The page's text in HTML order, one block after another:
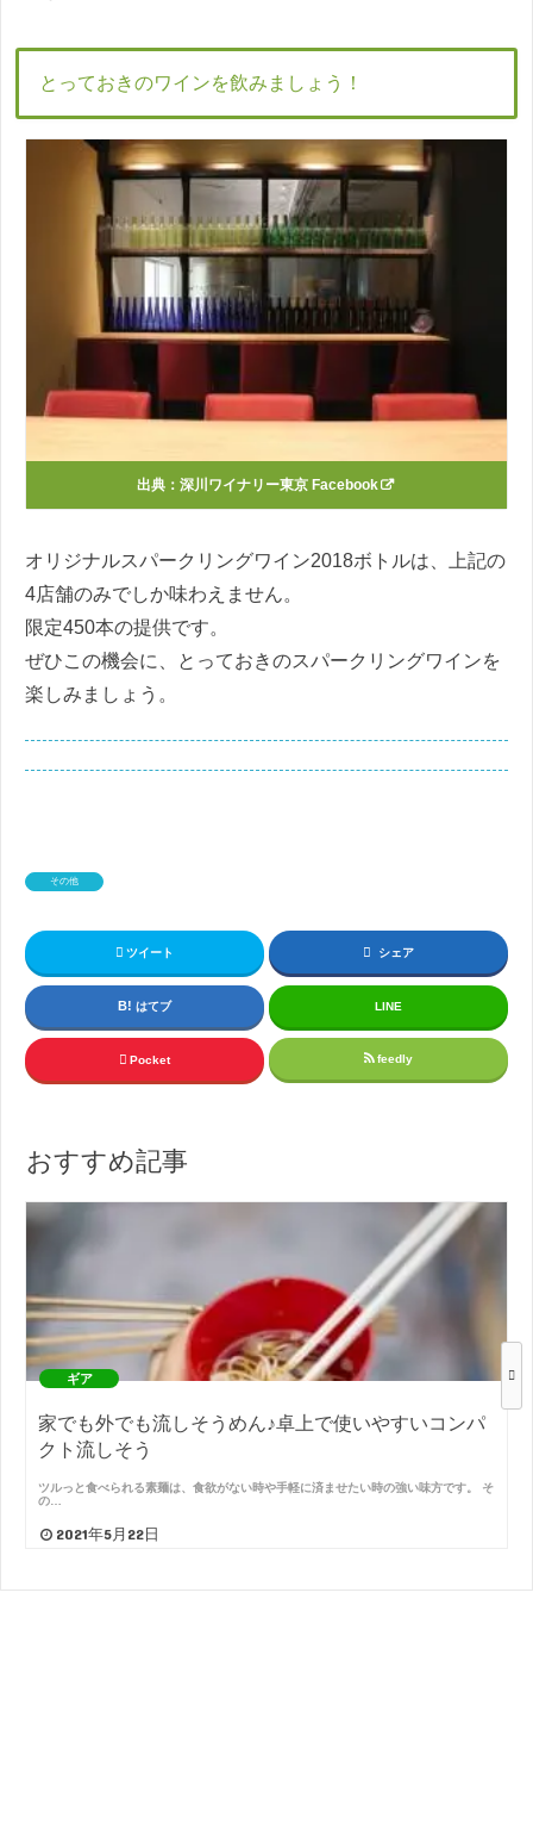
とっておきのワインを飲みましょう！
出典： 深川ワイナリー東京 Facebook
オリジナルスパークリングワイン2018ボトルは、上記の
4店舗のみでしか味わえません。
限定450本の提供です。
ぜひこの機会に、とっておきのスパークリングワインを
楽しみましょう。
その他
ツイート シェア
はてブ LINE
Pocket feedly
おすすめ記事
ギア
家でも外でも流しそうめん♪卓上で使いやすいコンパ
クト流しそう
ツルっと食べられる素麺は、食欲がない時や手軽に済ませたい時の強い味方です。 そ
の…
2021年5月22日